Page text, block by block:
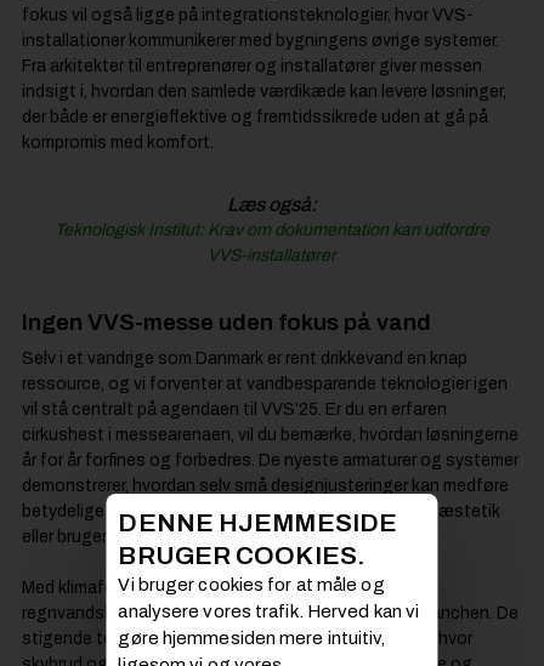
fokus vil også ligge på integrationsteknologier, hvor VVS-
installationer kommunikerer med bygningens øvrige systemer.
Fra arkitekter til entreprenører og installatører giver messen
indsigt i, hvordan den samlede værdikæde kan levere løsninger,
der både er energieffektive og fremtidssikrede uden at gå på
kompromis med komfort.
Læs også:
Teknologisk Institut: Krav om dokumentation kan udfordre
VVS-installatører
Ingen VVS-messe uden fokus på vand
Selv i et vandrige som Danmark er rent drikkevand en knap
ressource, og vi forventer at vandbesparende teknologier igen
vil stå centralt på agendaen til VVS’25. Er du en erfaren
cirkushest i messearenaen, vil du bemærke, hvordan løsningerne
år for år forfines og forbedres. De nyeste armaturer og systemer
demonstrerer, hvordan selv små designjusteringer kan medføre
betydelige besparelser uden at gå på kompromis med æstetik
eller brugeroplevelse.
Med klimaforandringernes pres på infrastrukturen får
regnvandshåndtering også mere opmærksomhed i branchen. De
stigende temperaturer ændrer på nedbørsmønstrene, hvor
DENNE HJEMMESIDE
BRUGER COOKIES.
Vi bruger cookies for at måle og
analysere vores trafik. Herved kan vi
gøre hjemmesiden mere intuitiv,